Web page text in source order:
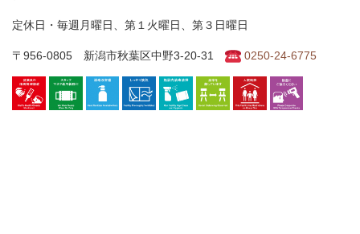
定休日・毎週月曜日、第１火曜日、第３日曜日
〒956-0805 新潟市秋葉区中野3-20-31 0250-24-6775